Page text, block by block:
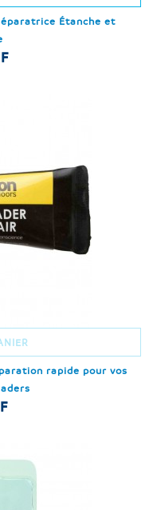
Étanche et
rapide pour vos